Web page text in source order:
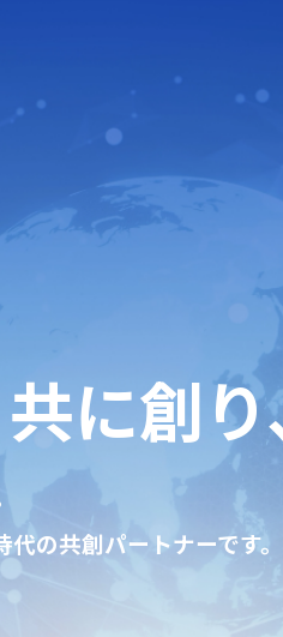
に創り
の共創パートナーです。
お客様対談